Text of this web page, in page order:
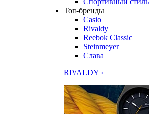
Спортивный стиль
Топ-бренды
Casio
Rivaldy
Reebok Classic
Steinmeyer
Слава
RIVALDY ›